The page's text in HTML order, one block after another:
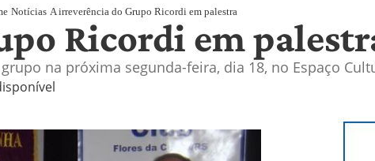
Notícias A irreverência do Grupo Ricordi em palestra
Ricordi em
na próxima segunda-feira, dia 18, no Espaço